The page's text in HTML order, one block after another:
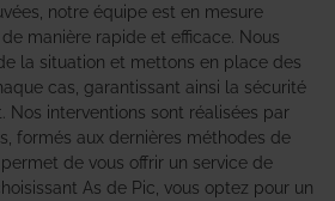
notre équipe est en mesure
manière rapide et efficace. Nous
la situation et mettons en place des
cas, garantissant ainsi la sécurité
Nos interventions sont réalisées par
formés aux dernières méthodes de
de vous offrir un service de
As de Pic, vous optez pour un